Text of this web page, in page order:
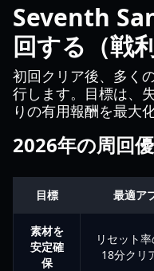
Seventh
回する（戦
初回クリア後、多く
行します。目標は、
りの有用報酬を最大
2026年の周回
目標 最適ア
素材を
安定確
保
リセット
18分クリ